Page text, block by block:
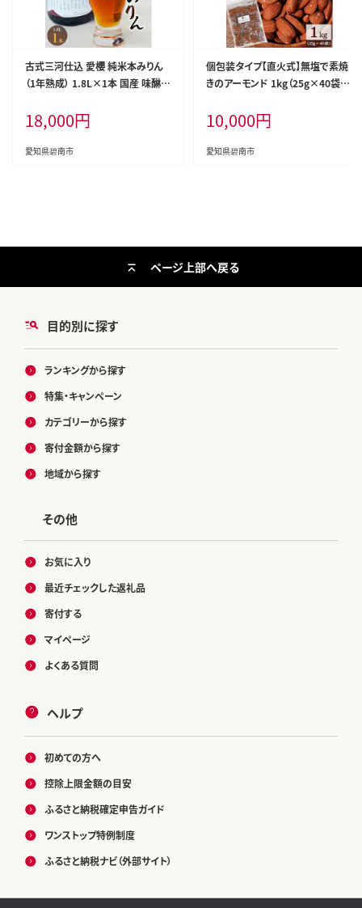
古式三河仕込 愛櫻 純米本みりん
（1年熟成） 1.8L×1本 国産 味醂
造のまち 碧南市 杉浦味淋 H009-0
18,000円
愛知県碧南市
個包装タイプ【直火式】無塩で素焼
きのアーモンド 1kg（25g×40袋）
ッツ 小袋 ロカボ SUCRENUTS H0
59-116
10,000円
愛知県碧南市
目的別に探す
ランキングから探す
特集・キャンペーン
カテゴリーから探す
寄付金額から探す
地域から探す
その他
お気に入り
最近チェックした返礼品
寄付する
マイページ
よくある質問
ヘルプ
初めての方へ
控除上限金額の目安
ふるさと納税確定申告ガイド
ワンストップ特例制度
ふるさと納税ナビ（外部サイト）
ページ上部へ戻る